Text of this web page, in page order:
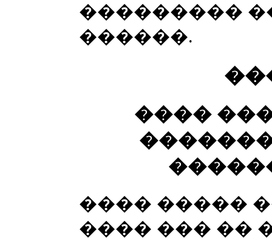
���������
������.
����
���� �����
���� ��� ��